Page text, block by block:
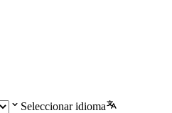
Seleccionar idioma